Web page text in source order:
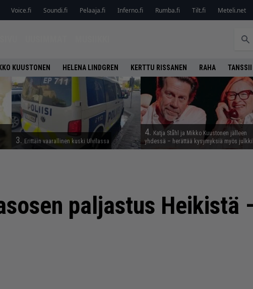
Voice.fi Soundi.fi Pelaaja.fi Inferno.fi Rumba.fi Tilt.fi Meteli.net
KUUSTONEN HELENA LINDGREN KERTTU RISSANEN RAHA
3. Erittäin vaarallinen kuski Ulvilassa
4. Katja Ståhl ja Mikko Kuustonen jälleen
yhdessä – herättää kysymyksiä myös
paljastus Heikistä